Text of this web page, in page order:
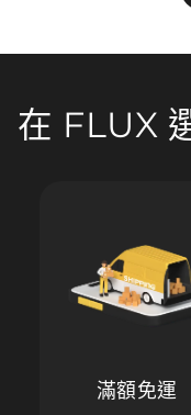
在 FLUX
滿額免運